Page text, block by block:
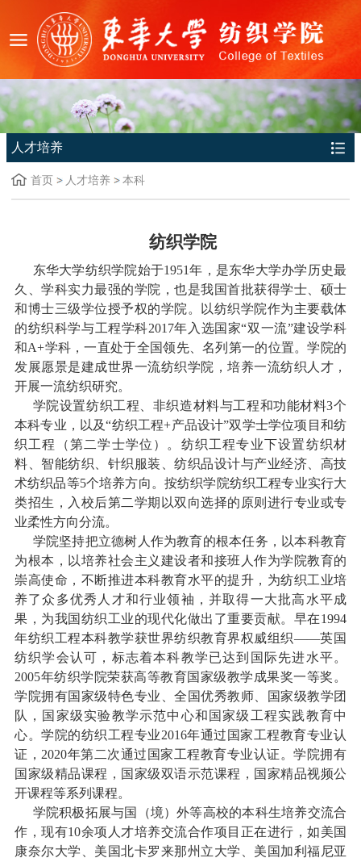
人才培养
首页 人才培养 本科
纺织学院
东华大学纺织学院始于1951年，是东华大学办学历史最
久、学科实力最强的学院，也是我国首批获得学士、硕士
和博士三级学位授予权的学院。以纺织学院作为主要载体
的纺织科学与工程学科2017年入选国家“双一流”建设学科
和A+学科，一直处于全国领先、名列第一的位置。学院的
发展愿景是建成世界一流纺织学院，培养一流纺织人才，
开展一流纺织研究。
学院设置纺织工程、非织造材料与工程和功能材料3个
本科专业，以及“纺织工程+产品设计”双学士学位项目和纺
织工程（第二学士学位）。纺织工程专业下设置纺织材
料、智能纺织、针织服装、纺织品设计与产业经济、高技
术纺织品等5个培养方向。按纺织学院纺织工程专业实行大
类招生，入校后第二学期以双向选择的原则进行专业或专
业柔性方向分流。
学院坚持把立德树人作为教育的根本任务，以本科教育
为根本，以培养社会主义建设者和接班人作为学院教育的
崇高使命，不断推进本科教育水平的提升，为纺织工业培
养了众多优秀人才和行业领袖，并取得一大批高水平成
果，为我国纺织工业的现代化做出了重要贡献。早在1994
年纺织工程本科教学获世界纺织教育界权威组织——英国
纺织学会认可，标志着本科教学已达到国际先进水平。
2005年纺织学院荣获高等教育国家级教学成果奖一等奖。
学院拥有国家级特色专业、全国优秀教师、国家级教学团
队，国家级实验教学示范中心和国家级工程实践教育中
心。学院的纺织工程专业2016年通过国家工程教育专业认
证， 2020年第二次通过国家工程教育专业认证。学院拥有
国家级精品课程，国家级双语示范课程，国家精品视频公
开课程等系列课程。
学院积极拓展与国（境）外等高校的本科生培养交流合
作，现有10余项人才培养交流合作项目正在进行，如美国
康奈尔大学、美国北卡罗来那州立大学、美国加利福尼亚